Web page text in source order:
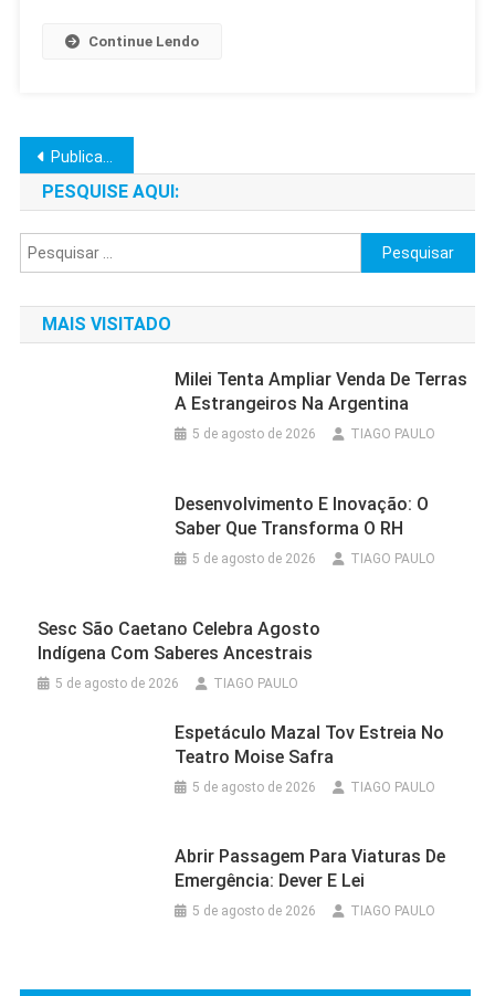
Continue Lendo
Navegação
por
posts
Publicações mais antigas
PESQUISE AQUI:
Pesquisar
por:
MAIS VISITADO
Milei Tenta Ampliar Venda De Terras
A Estrangeiros Na Argentina
5 de agosto de 2026 TIAGO PAULO
Desenvolvimento E Inovação: O
Saber Que Transforma O RH
5 de agosto de 2026 TIAGO PAULO
Sesc São Caetano Celebra Agosto
Indígena Com Saberes Ancestrais
5 de agosto de 2026 TIAGO PAULO
Espetáculo Mazal Tov Estreia No
Teatro Moise Safra
5 de agosto de 2026 TIAGO PAULO
Abrir Passagem Para Viaturas De
Emergência: Dever E Lei
5 de agosto de 2026 TIAGO PAULO